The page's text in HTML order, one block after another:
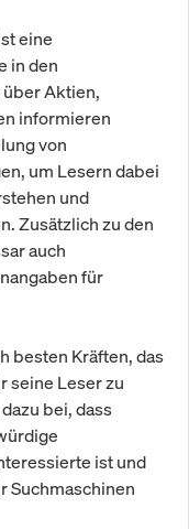
eine
in den
Aktien,
informieren
von
um Lesern dabei
und
Zusätzlich zu den
auch
für
besten Kräften, das
seine Leser zu
bei, dass
ist und
Suchmaschinen